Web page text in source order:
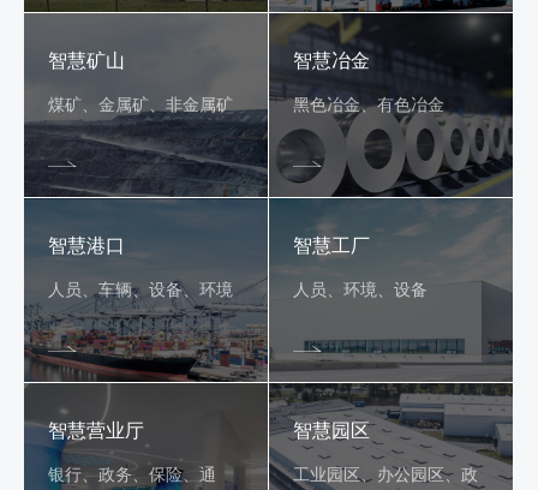
智慧矿山
煤矿、金属矿、非金属矿
智慧冶金
黑色冶金、有色冶金
智慧港口
人员、车辆、设备、环境
智慧工厂
人员、环境、设备
智慧营业厅
银行、政务、保险、通
智慧园区
工业园区、办公园区、政